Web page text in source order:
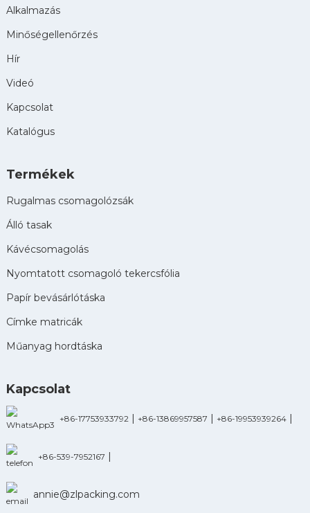
Alkalmazás
Minőségellenőrzés
Hír
Videó
Kapcsolat
Katalógus
Termékek
Rugalmas csomagolózsák
Álló tasak
Kávécsomagolás
Nyomtatott csomagoló tekercsfólia
Papír bevásárlótáska
Címke matricák
Műanyag hordtáska
Kapcsolat
+86-17753933792| +86-13869957587 | +86-19953939264|
+86-539-7952167 |
annie@zlpacking.com